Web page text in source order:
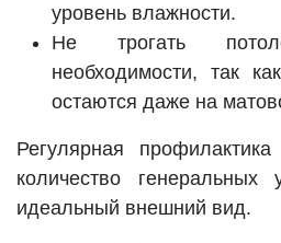
уровень влажности.
Не трогать
необходимости, так
остаются даже на
Регулярная профилактика
количество генеральных
идеальный внешний вид.